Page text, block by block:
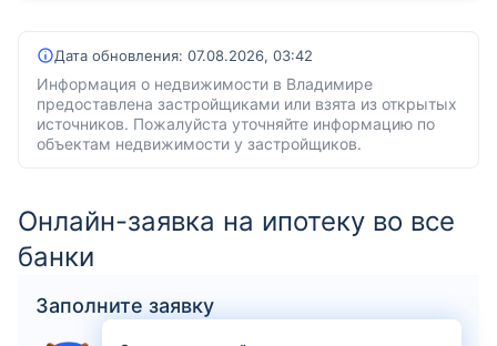
Дата обновления: 07.08.2026, 03:42
Информация о недвижимости в Владимире
предоставлена застройщиками или взята из открытых
источников. Пожалуйста уточняйте информацию по
объектам недвижимости у застройщиков.
Онлайн-заявка на ипотеку во все
банки
Заполните заявку